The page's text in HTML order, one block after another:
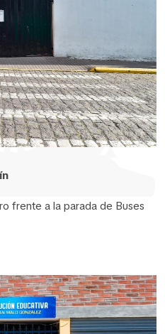
frente a la parada de Buses